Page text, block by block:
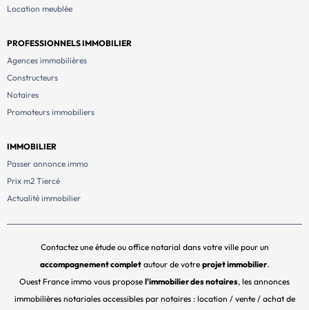
Location meublée
PROFESSIONNELS IMMOBILIER
Agences immobilières
Constructeurs
Notaires
Promoteurs immobiliers
IMMOBILIER
Passer annonce immo
Prix m2 Tiercé
Actualité immobilier
Contactez une étude ou office notarial dans votre ville pour un
accompagnement complet autour de votre projet immobilier.
Ouest France immo vous propose l'immobilier des notaires, les annonces
immobilières notariales accessibles par notaires : location / vente / achat de